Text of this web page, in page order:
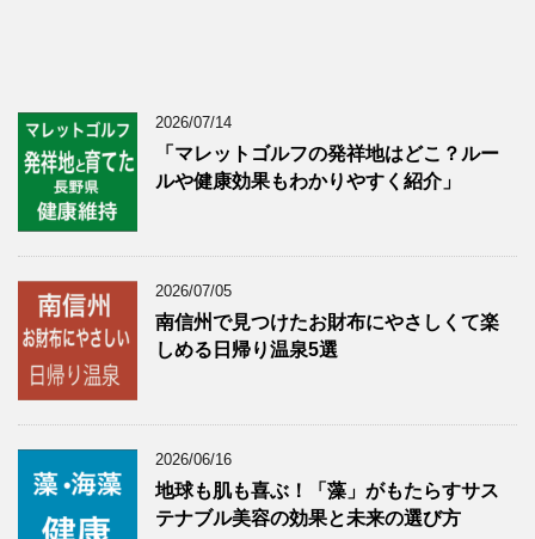
2026/07/14
「マレットゴルフの発祥地はどこ？ルー
ルや健康効果もわかりやすく紹介」
2026/07/05
南信州で見つけたお財布にやさしくて楽
しめる日帰り温泉5選
2026/06/16
地球も肌も喜ぶ！「藻」がもたらすサス
テナブル美容の効果と未来の選び方